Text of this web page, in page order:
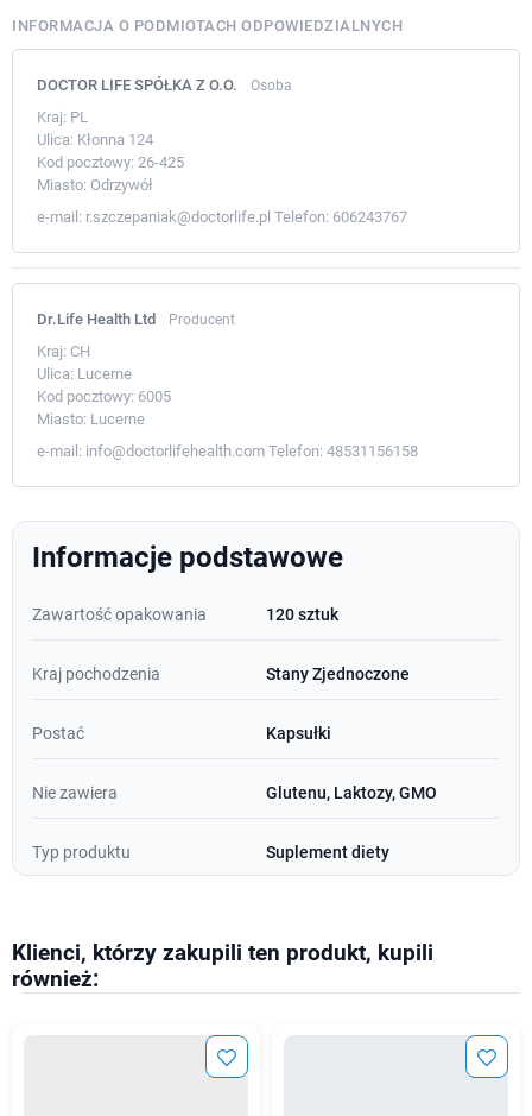
INFORMACJA O PODMIOTACH ODPOWIEDZIALNYCH
DOCTOR LIFE SPÓŁKA Z O.O. Osoba
Kraj: PL
Ulica: Kłonna 124
Kod pocztowy: 26-425
Miasto: Odrzywół
e-mail: r.szczepaniak@doctorlife.pl Telefon: 606243767
Dr.Life Health Ltd Producent
Kraj: CH
Ulica: Lucerne
Kod pocztowy: 6005
Miasto: Lucerne
e-mail: info@doctorlifehealth.com Telefon: 48531156158
Informacje podstawowe
Zawartość opakowania 120 sztuk
Kraj pochodzenia Stany Zjednoczone
Postać Kapsułki
Nie zawiera Glutenu, Laktozy, GMO
Typ produktu Suplement diety
Klienci, którzy zakupili ten produkt, kupili
również: